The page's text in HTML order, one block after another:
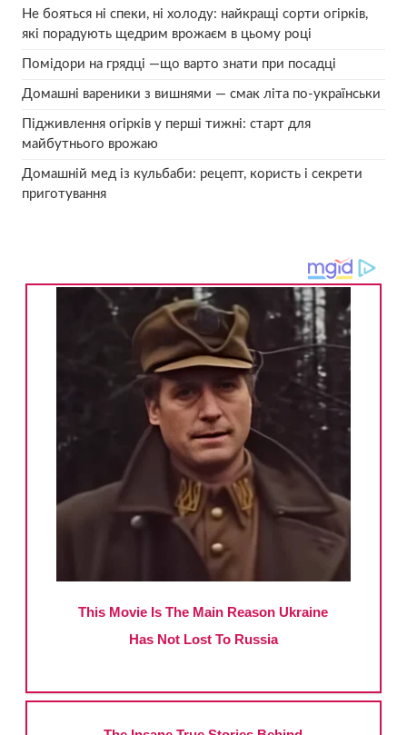
Не бояться ні спеки, ні холоду: найкращі сорти огірків,
які порадують щедрим врожаєм в цьому році
Помідори на грядці —що варто знати при посадці
Домашні вареники з вишнями — смак літа по-українськи
Підживлення огірків у перші тижні: старт для
майбутнього врожаю
Домашній мед із кульбаби: рецепт, користь і секрети
приготування